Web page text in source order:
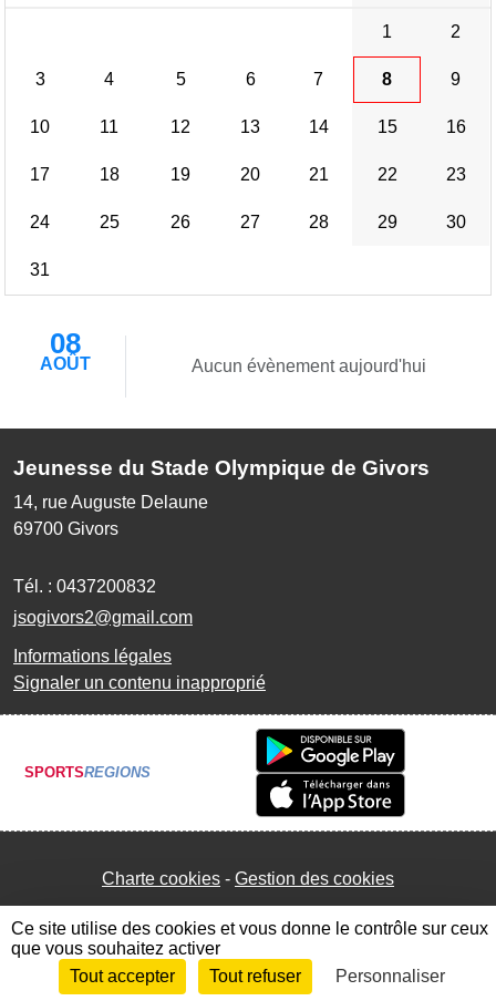
1 2
3 4 5 6 7 8 9
10 11 12 13 14 15 16
17 18 19 20 21 22 23
24 25 26 27 28 29 30
31
08
AOÛT Aucun évènement aujourd'hui
Jeunesse du Stade Olympique de Givors
14, rue Auguste Delaune
69700 Givors
Tél. : 0437200832
jsogivors2@gmail.com
Informations légales
Signaler un contenu inapproprié
SPORTSREGIONS
Charte cookies Gestion des cookies
Envie de participer ? Connexion
Ce site utilise des cookies et vous donne le contrôle sur ceux
que vous souhaitez activer
Tout accepter
Tout refuser Personnaliser